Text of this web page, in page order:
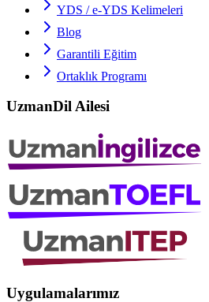
YDS / e-YDS Kelimeleri
Blog
Garantili Eğitim
Ortaklık Programı
UzmanDil Ailesi
Uygulamalarımız